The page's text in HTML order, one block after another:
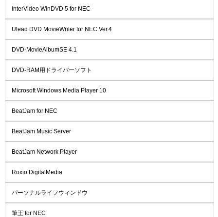
InterVideo WinDVD 5 for NEC
Ulead DVD MovieWriter for NEC Ver.4
DVD-MovieAlbumSE 4.1
DVD-RAM用ドライバーソフト
Microsoft Windows Media Player 10
BeatJam for NEC
BeatJam Music Server
BeatJam Network Player
Roxio DigitalMedia
パーソナルライフウィンドウ
筆王 for NEC